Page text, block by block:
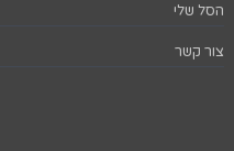
הסל שלי
צור קשר